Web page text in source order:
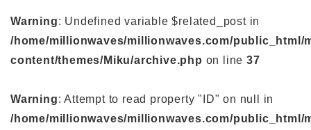
Warning: Undefined variable $related_post in
/home/millionwaves/millionwaves.com/public_html/
content/themes/Miku/archive.php on line37
Warning: Attempt to read property "ID" on null in
/home/millionwaves/millionwaves.com/public_html/